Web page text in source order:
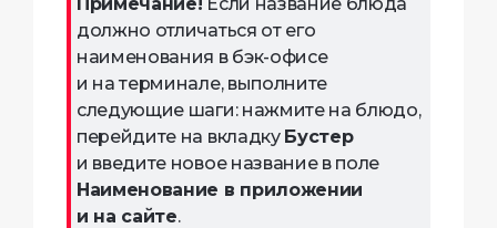
должно отличаться от его
наименования в бэк-офисе
и на терминале, выполните
следующие шаги: нажмите на блюдо,
перейдите на вкладку Бустер
и введите новое название в поле
Наименование в приложении
и на сайте.